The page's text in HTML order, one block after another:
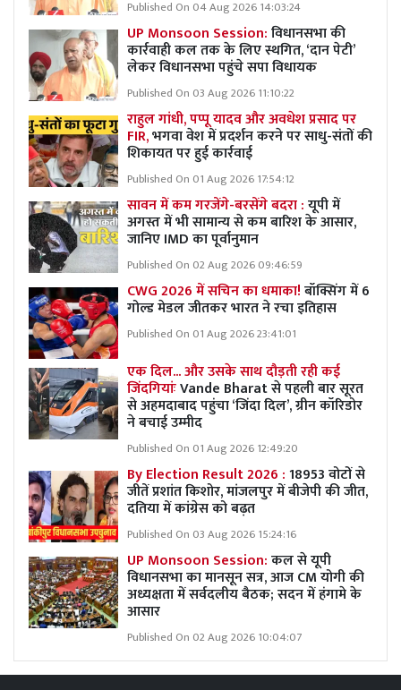
Published On 04 Aug 2026 14:03:24
UP Monsoon Session:विधानसभा की
कार्रवाही कल तक के लिए स्थगित, ‘दान पेटी’
लेकर विधानसभा पहुंचे सपा विधायक
Published On 03 Aug 2026 11:10:22
राहुल गांधी, पप्पू यादव और अवधेश प्रसाद पर
FIR,भगवा वेश में प्रदर्शन करने पर साधु-संतों की
शिकायत पर हुई कार्रवाई
Published On 01 Aug 2026 17:54:12
सावन में कम गरजेंगे-बरसेंगे बदरा :यूपी में
अगस्त में भी सामान्य से कम बारिश के आसार,
जानिए IMD का पूर्वानुमान
Published On 02 Aug 2026 09:46:59
CWG 2026 में सचिन का धमाका!बॉक्सिंग में 6
गोल्ड मेडल जीतकर भारत ने रचा इतिहास
Published On 01 Aug 2026 23:41:01
एक दिल... और उसके साथ दौड़ती रही कई
जिंदगियांःVande Bharat से पहली बार सूरत
से अहमदाबाद पहुंचा ‘जिंदा दिल’, ग्रीन कॉरिडोर
ने बचाई उम्मीद
Published On 01 Aug 2026 12:49:20
By Election Result 2026 :18953 वोटों से
जीतें प्रशांत किशोर, मांजलपुर में बीजेपी की जीत,
दतिया में कांग्रेस को बढ़त
Published On 03 Aug 2026 15:24:16
UP Monsoon Session:कल से यूपी
विधानसभा का मानसून सत्र, आज CM योगी की
अध्यक्षता में सर्वदलीय बैठक; सदन में हंगामे के
आसार
Published On 02 Aug 2026 10:04:07